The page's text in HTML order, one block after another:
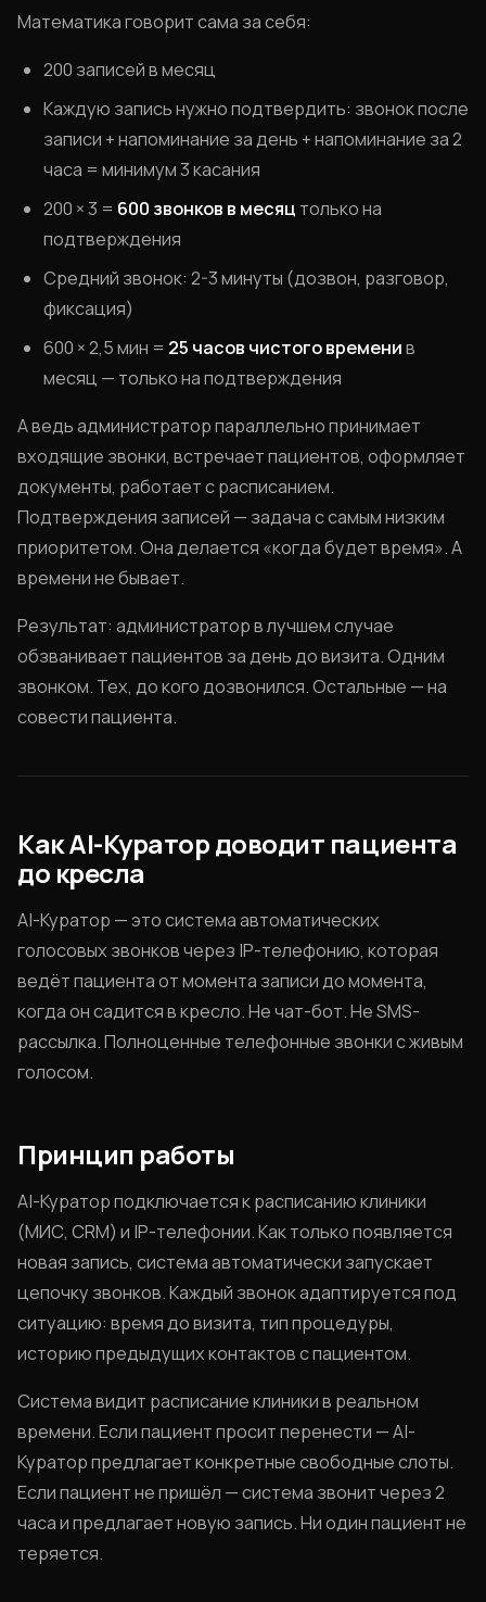
Математика говорит сама за себя:
200 записей в месяц
Каждую запись нужно подтвердить: звонок после
записи + напоминание за день + напоминание за 2
часа = минимум 3 касания
200 × 3 = 600 звонков в месяц только на
подтверждения
Средний звонок: 2-3 минуты (дозвон, разговор,
фиксация)
600 × 2,5 мин = 25 часов чистого временив
месяц — только на подтверждения
А ведь администратор параллельно принимает
входящие звонки, встречает пациентов, оформляет
документы, работает с расписанием.
Подтверждения записей — задача с самым низким
приоритетом. Она делается «когда будет время». А
времени не бывает.
Результат: администратор в лучшем случае
обзванивает пациентов за день до визита. Одним
звонком. Тех, до кого дозвонился. Остальные — на
совести пациента.
Как AI-Куратор доводит пациента
до кресла
AI-Куратор — это система автоматических
голосовых звонков через IP-телефонию, которая
ведёт пациента от момента записи до момента,
когда он садится в кресло. Не чат-бот. Не SMS-
рассылка. Полноценные телефонные звонки с живым
голосом.
Принцип работы
AI-Куратор подключается к расписанию клиники
(МИС, CRM) и IP-телефонии. Как только появляется
новая запись, система автоматически запускает
цепочку звонков. Каждый звонок адаптируется под
ситуацию: время до визита, тип процедуры,
историю предыдущих контактов с пациентом.
Система видит расписание клиники в реальном
времени. Если пациент просит перенести — AI-
Куратор предлагает конкретные свободные слоты.
Если пациент не пришёл — система звонит через 2
часа и предлагает новую запись. Ни один пациент не
теряется.